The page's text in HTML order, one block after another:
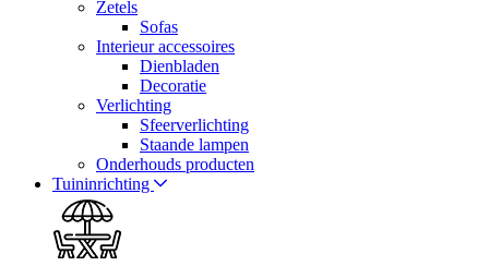
Zetels
Sofas
Interieur accessoires
Dienbladen
Decoratie
Verlichting
Sfeerverlichting
Staande lampen
Onderhouds producten
Tuininrichting